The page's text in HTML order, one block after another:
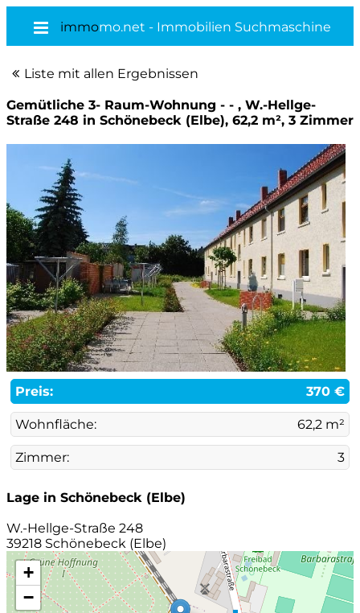
immomo.net - Immobilien Suchmaschine
Liste mit allen Ergebnissen
Gemütliche 3- Raum-Wohnung - - , W.-Hellge-
Straße 248 in Schönebeck (Elbe), 62,2 m², 3 Zimmer
Preis: 370 €
Wohnfläche: 62,2 m²
Zimmer: 3
Lage in Schönebeck (Elbe)
W.-Hellge-Straße 248
39218 Schönebeck (Elbe)
+
−